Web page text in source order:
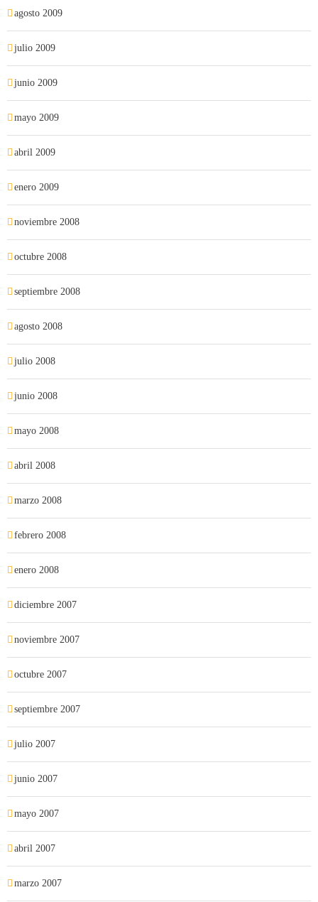
agosto 2009
julio 2009
junio 2009
mayo 2009
abril 2009
enero 2009
noviembre 2008
octubre 2008
septiembre 2008
agosto 2008
julio 2008
junio 2008
mayo 2008
abril 2008
marzo 2008
febrero 2008
enero 2008
diciembre 2007
noviembre 2007
octubre 2007
septiembre 2007
julio 2007
junio 2007
mayo 2007
abril 2007
marzo 2007